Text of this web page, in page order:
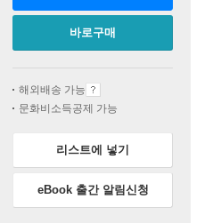
바로구매
해외배송 가능
문화비소득공제 가능
리스트에 넣기
eBook 출간 알림신청